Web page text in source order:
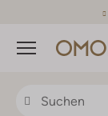
Menü